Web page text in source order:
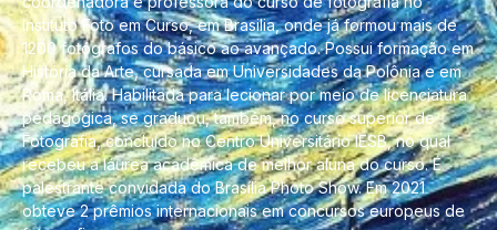
Instituto Foto em Curso, em Brasilia, onde já formou mais de
1200 fotógrafos do básico ao avançado. Possui formação em
História da Arte, cursada em Universidades da Polônia e em
Roma, Itália. Habilitada para lecionar por meio de licenciatura
pedagógica, se graduou, também, no curso superior de
Fotografia, concluído no Centro Universitário IESB, no qual
recebeu a láurea acadêmica de melhor aluna do curso. É
palestrante convidada do Brasília Photo Show. Em 2021
obteve 2 prêmios internacionais em concursos europeus de